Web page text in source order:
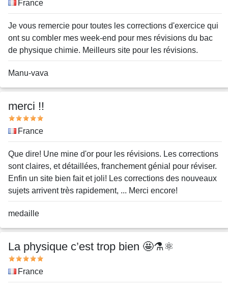
PaysFrance
Message
Je vous remercie pour toutes les corrections d'exercice qui
ont su combler mes week-end pour mes révisions du bac
de physique chimie. Meilleurs site pour les révisions.
Nom
Manu-vava
merci !!
Note
PaysFrance
Message
Que dire! Une mine d'or pour les révisions. Les corrections
sont claires, et détaillées, franchement génial pour réviser.
Enfin un site bien fait et joli! Les corrections des nouveaux
sujets arrivent très rapidement, ... Merci encore!
Nom
medaille
La physique c’est trop bien 🤩⚗️⚛️
Note
PaysFrance